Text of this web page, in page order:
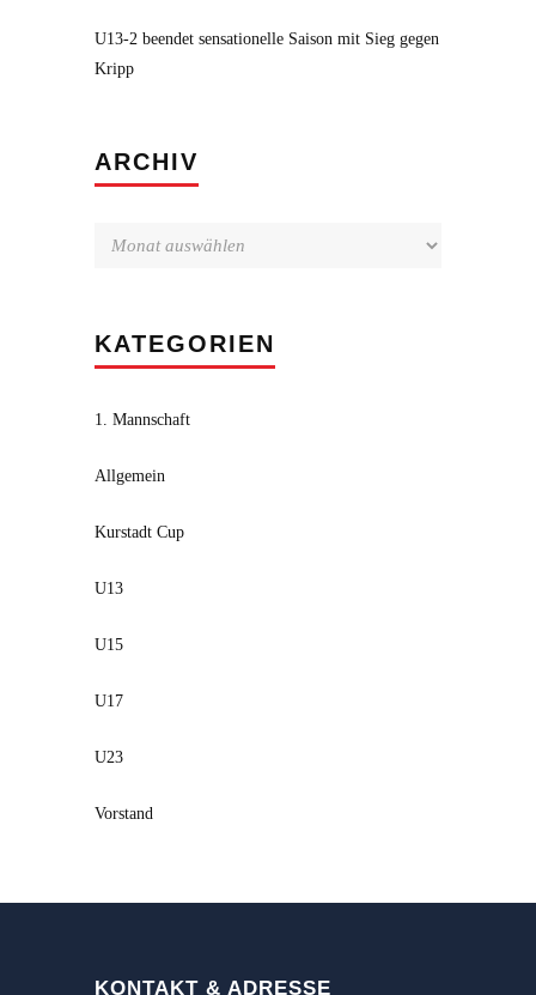
U13-2 beendet sensationelle Saison mit Sieg gegen
Kripp
ARCHIV
KATEGORIEN
1. Mannschaft
Allgemein
Kurstadt Cup
U13
U15
U17
U23
Vorstand
KONTAKT & ADRESSE